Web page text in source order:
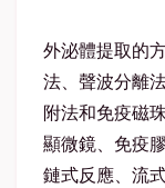
外泌體提取的
法、聲波分離
附法和免疫磁
顯微鏡、免疫
鏈式反應、流